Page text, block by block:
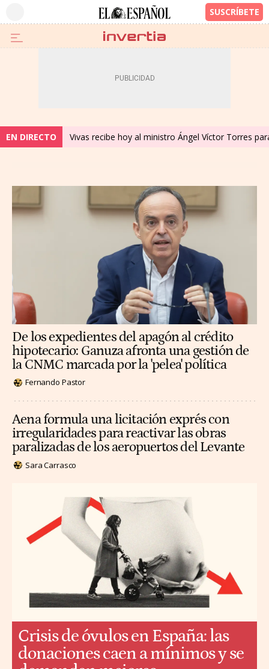
EN DIRECTO Vivas recibe hoy al ministro Ángel Víctor Torres
De los expedientes del apagón al crédito
hipotecario: Ganuza afronta una gestión de
la CNMC marcada por la 'pelea' política
Fernando Pastor
Aena formula una licitación exprés con
irregularidades para reactivar las obras
paralizadas de los aeropuertos del Levante
Sara Carrasco
Crisis de óvulos en España: las
donaciones caen a mínimos y se